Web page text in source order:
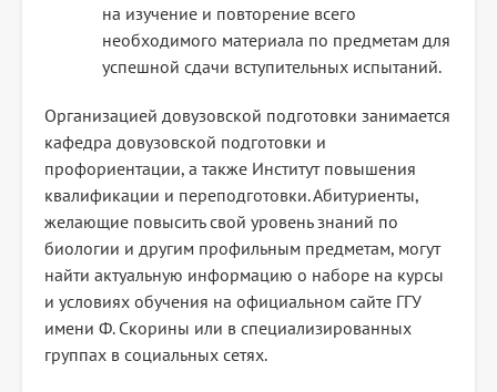
на изучение и повторение всего
необходимого материала по предметам для
успешной сдачи вступительных испытаний.
Организацией довузовской подготовки занимается
кафедра довузовской подготовки и
профориентации, а также Институт повышения
квалификации и переподготовки. Абитуриенты,
желающие повысить свой уровень знаний по
биологии и другим профильным предметам, могут
найти актуальную информацию о наборе на курсы
и условиях обучения на официальном сайте ГГУ
имени Ф. Скорины или в специализированных
группах в социальных сетях.